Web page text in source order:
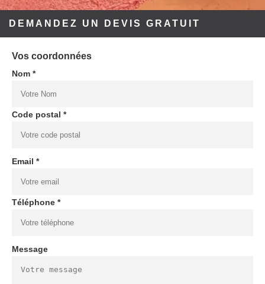
DEMANDEZ UN DEVIS GRATUIT
Vos coordonnées
Nom *
Code postal *
Email *
Téléphone *
Message